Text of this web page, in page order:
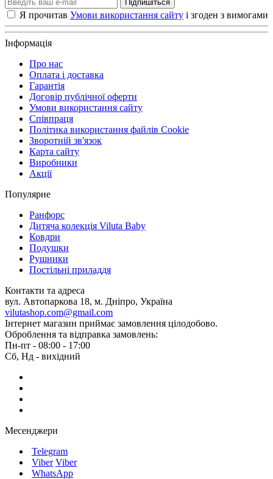
Підпишіться
Я прочитав Умови використання сайту і згоден з вимогами
Інформація
Про нас
Оплата і доставка
Гарантія
Договір публічної оферти
Умови використання сайту
Співпраця
Політика використання файлів Cookie
Зворотній зв'язок
Карта сайту
Виробники
Акції
Популярне
Ранфорс
Дитяча колекція Viluta Baby
Ковдри
Подушки
Рушники
Постільні приладдя
Контакти та адреса
вул. Автопаркова 18, м. Дніпро, Україна
vilutashop.com@gmail.com
Інтернет магазин приймає замовлення цілодобово.
Оброблення та відправка замовлень:
Пн-пт - 08:00 - 17:00
Сб, Нд - вихідний
Месенджери
Telegram
Viber Viber
WhatsApp